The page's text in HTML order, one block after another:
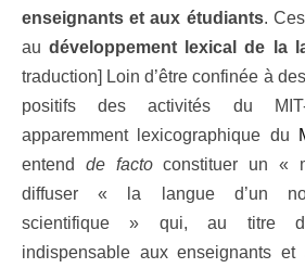
enseignants et aux étudiants.
audéveloppement lexical de la
traduction] Loin d’être confinée à
positifs des activités du
apparemment lexicographique du
entend de factoconstituer un «
diffuser « la langue d’un
scientifique » qui, au titre
indispensable aux enseignants